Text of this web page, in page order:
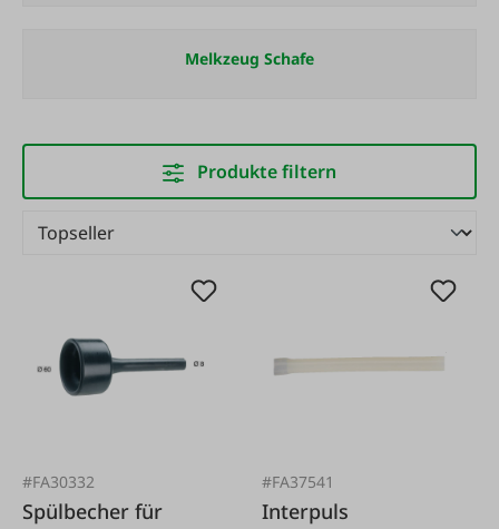
Melkzeug Schafe
Produkte filtern
#FA30332
Spülbecher für
#FA37541
Interpuls